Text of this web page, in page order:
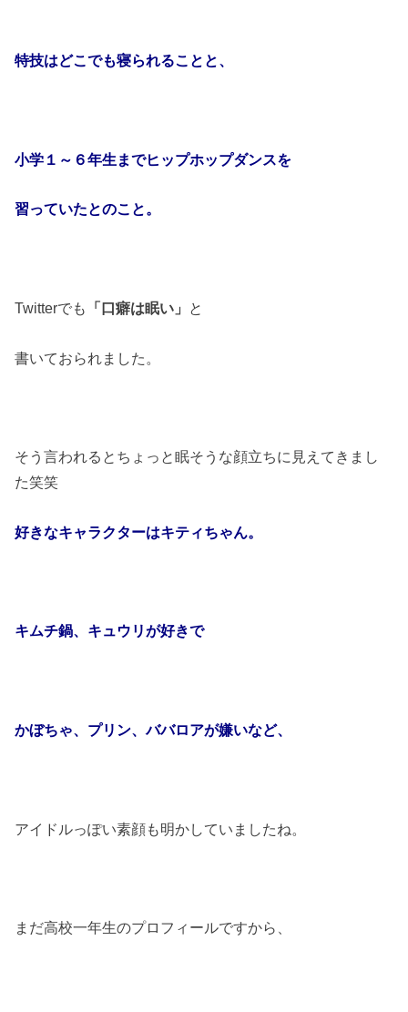
特技はどこでも寝られることと、
小学１～６年生までヒップホップダンスを
習っていたとのこと。
Twitterでも 「口癖は眠い」 と
書いておられました。
そう言われるとちょっと眠そうな顔立ちに見えてきまし
た笑笑
好きなキャラクターはキティちゃん。
キムチ鍋、キュウリが好きで
かぼちゃ、プリン、ババロアが嫌いなど、
アイドルっぽい素顔も明かしていましたね。
まだ高校一年生のプロフィールですから、